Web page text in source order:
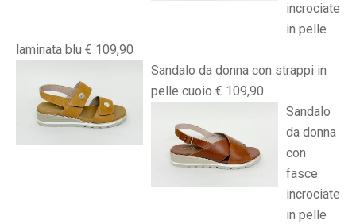
incrociate
in pelle
laminata blu € 109,90
Sandalo da donna con strappi in
pelle cuoio € 109,90
Sandalo
da donna
con
fasce
incrociate
in pelle